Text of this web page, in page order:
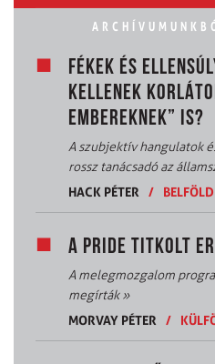
FÉKEK ÉS
KELLENEK
EMBEREKNEK” IS?
A szubjektív hangulatok
rossz tanácsadó az
HACK PÉTER
/ BELFÖLD
A PRIDE TITKOLT
A melegmozgalom
megírták»
MORVAY PÉTER
/